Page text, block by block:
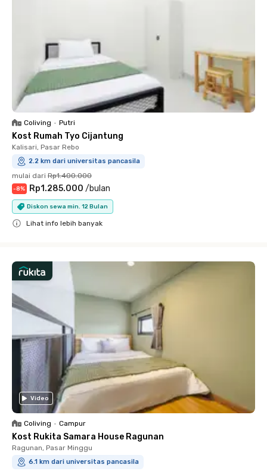
Coliving • Putri
Kost Rumah Tyo Cijantung
Kalisari, Pasar Rebo
2.2 km dari universitas pancasila
mulai dari Rp1.400.000
-8% Rp1.285.000 /bulan
Diskon sewa min. 12 Bulan
Lihat info lebih banyak
Video
Coliving • Campur
Kost Rukita Samara House Ragunan
Ragunan, Pasar Minggu
6.1 km dari universitas pancasila